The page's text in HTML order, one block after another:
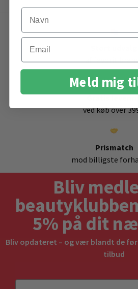
af favorit
Gratis
ved køb over
Prismatch
mod billigste
Bliv
5% på dit
Bliv opdateret – og vær blandt de
tilbud
Navn
Email
Meld mig